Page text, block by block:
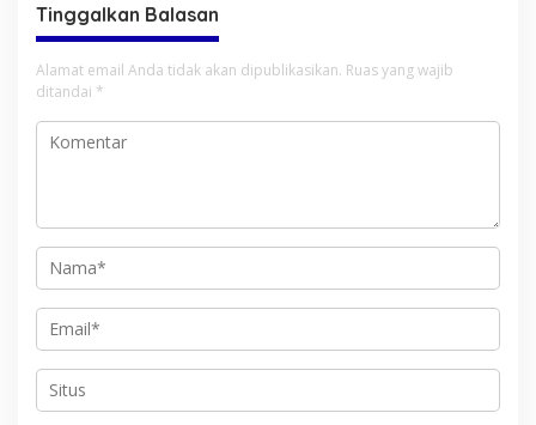
Tinggalkan Balasan
Alamat email Anda tidak akan dipublikasikan. Ruas yang wajib
ditandai *